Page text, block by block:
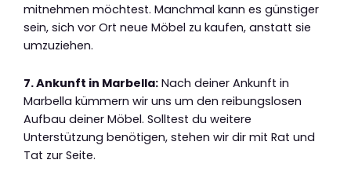
mitnehmen möchtest. Manchmal kann es günstiger
sein, sich vor Ort neue Möbel zu kaufen, anstatt sie
umzuziehen.
7. Ankunft in Marbella: Nach deiner Ankunft in
Marbella kümmern wir uns um den reibungslosen
Aufbau deiner Möbel. Solltest du weitere
Unterstützung benötigen, stehen wir dir mit Rat und
Tat zur Seite.